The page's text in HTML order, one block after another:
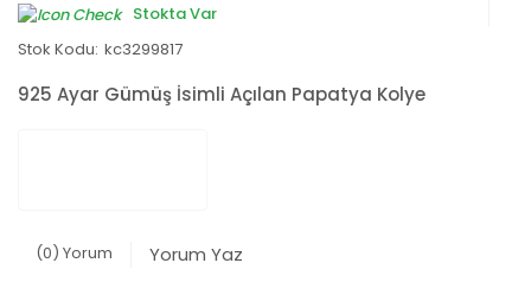
Stokta Var
Stok Kodu: kc3299817
925 Ayar Gümüş İsimli Açılan Papatya Kolye
(0) Yorum Yorum Yaz